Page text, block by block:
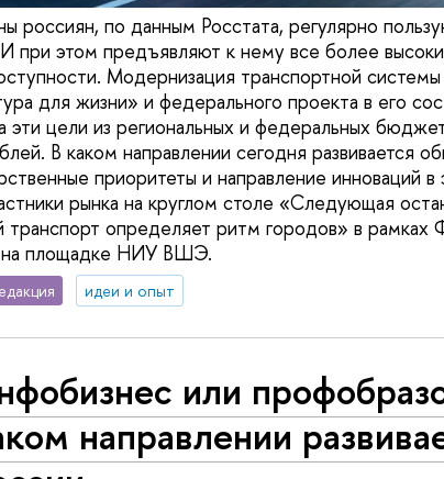
россиян, по данным Росстата, регулярно
при этом предъявляют к нему все более
Модернизация транспортной
для жизни» и федерального проекта в его
эти цели из региональных и федеральных
В каком направлении сегодня развивается
приоритеты и направление инноваций
рынка на круглом столе «Следующая
транспорт определяет ритм городов» в
на площадке НИУ ВШЭ.
идеи и опыт
или
направлении